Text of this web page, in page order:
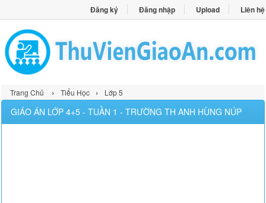
Đăng ký Đăng nhập Upload Liên hệ
Trang Chủ › Tiểu Học › Lớp 5
GIÁO ÁN LỚP 4+5 - TUẦN 1 - TRƯỜNG TH ANH HÙNG NÚP